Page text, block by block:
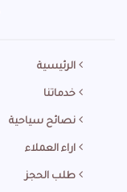
الرئيسية
خدماتنا
نصائح سياحية
اراء العملاء
طلب الحجز